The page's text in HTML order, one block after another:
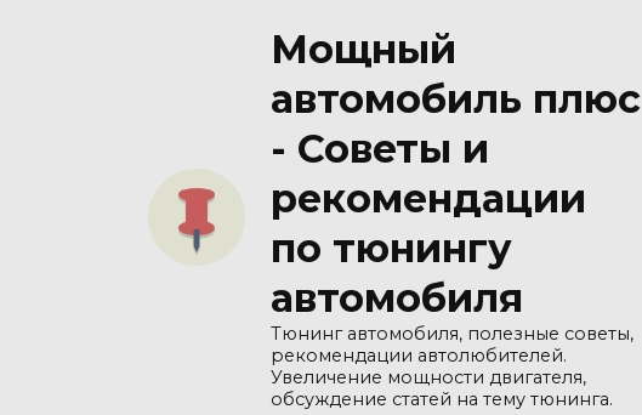
Мощный
автомобиль плюс
- Советы и
рекомендации
по тюнингу
автомобиля
Тюнинг автомобиля, полезные советы,
рекомендации автолюбителей.
Увеличение мощности двигателя,
обсуждение статей на тему тюнинга.